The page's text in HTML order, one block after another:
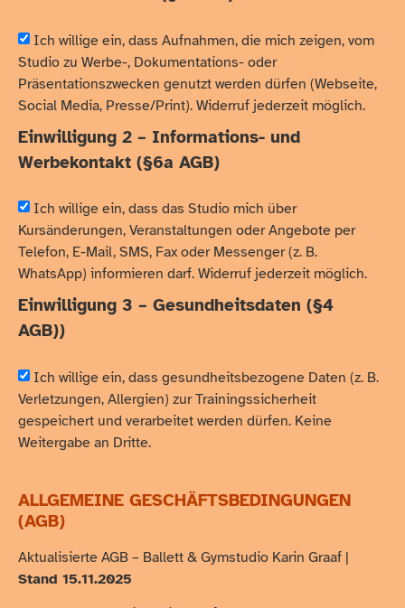
Ich willige ein, dass Aufnahmen, die mich zeigen, vom
Studio zu Werbe-, Dokumentations- oder
Präsentationszwecken genutzt werden dürfen (Webseite,
Social Media, Presse/Print). Widerruf jederzeit möglich.
Einwilligung 2 – Informations- und
Werbekontakt (§6a AGB)
Ich willige ein, dass das Studio mich über
Kursänderungen, Veranstaltungen oder Angebote per
Telefon, E-Mail, SMS, Fax oder Messenger (z. B.
WhatsApp) informieren darf. Widerruf jederzeit möglich.
Einwilligung 3 – Gesundheitsdaten (§4
AGB))
Ich willige ein, dass gesundheitsbezogene Daten (z. B.
Verletzungen, Allergien) zur Trainingssicherheit
gespeichert und verarbeitet werden dürfen. Keine
Weitergabe an Dritte.
ALLGEMEINE GESCHÄFTSBEDINGUNGEN
(AGB)
Aktualisierte AGB – Ballett & Gymstudio Karin Graaf |
Stand 15.11.2025